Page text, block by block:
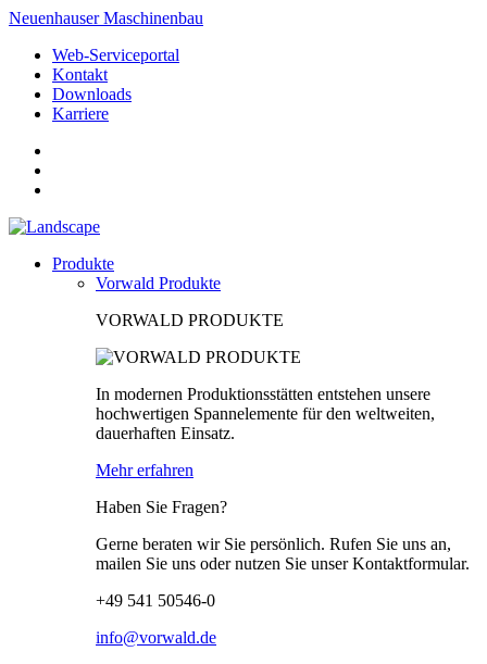
Neuenhauser Maschinenbau
Web-Serviceportal
Kontakt
Downloads
Karriere
Produkte
Vorwald Produkte
VORWALD PRODUKTE
In modernen Produktionsstätten entstehen unsere
hochwertigen Spannelemente für den weltweiten,
dauerhaften Einsatz.
Mehr erfahren
Haben Sie Fragen?
Gerne beraten wir Sie persönlich. Rufen Sie uns an,
mailen Sie uns oder nutzen Sie unser Kontaktformular.
+49 541 50546-0
info@vorwald.de